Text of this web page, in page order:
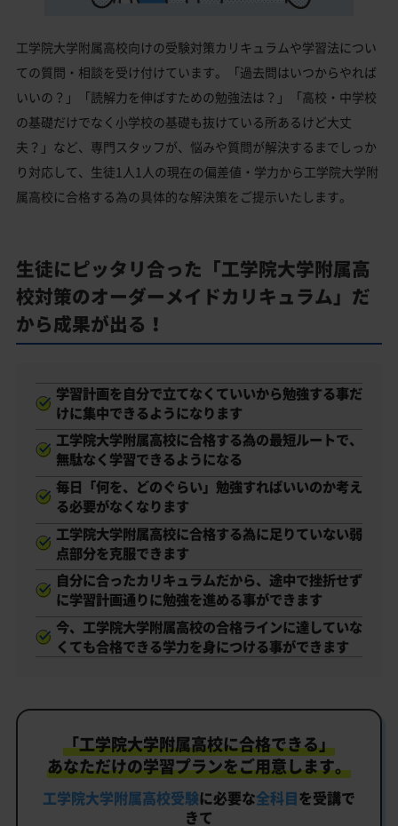
工学院大学附属高校向けの受験対策カリキュラムや学習法につい
ての質問・相談を受け付けています。「過去問はいつからやれば
いいの？」「読解力を伸ばすための勉強法は？」「高校・中学校
の基礎だけでなく小学校の基礎も抜けている所あるけど大丈
夫？」など、専門スタッフが、悩みや質問が解決するまでしっか
り対応して、生徒1人1人の現在の偏差値・学力から工学院大学附
属高校に合格する為の具体的な解決策をご提示いたします。
生徒にピッタリ合った「工学院大学附属高
校対策のオーダーメイドカリキュラム」だ
から成果が出る！
学習計画を自分で立てなくていいから勉強する事だ
けに集中できるようになります
工学院大学附属高校に合格する為の最短ルートで、
無駄なく学習できるようになる
毎日「何を、どのぐらい」勉強すればいいのか考え
る必要がなくなります
工学院大学附属高校に合格する為に足りていない弱
点部分を克服できます
自分に合ったカリキュラムだから、途中で挫折せず
に学習計画通りに勉強を進める事ができます
今、工学院大学附属高校の合格ラインに達していな
くても合格できる学力を身につける事ができます
「工学院大学附属高校に合格できる」
あなただけの学習プランをご用意します。
工学院大学附属高校受験に必要な全科目を受講で
きて